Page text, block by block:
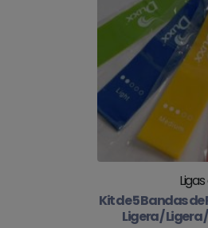
Kit de 5 Bandas de
Ligera / Ligera